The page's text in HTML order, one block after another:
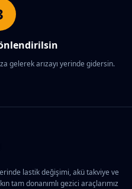
gelerek arızayı yerinde gidersin.
lastik değişimi, akü takviye ve
tam donanımlı gezici araçlarımız